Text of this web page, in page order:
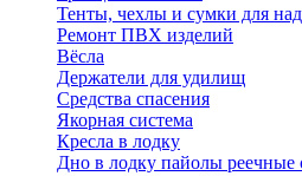
Тенты, чехлы и сумки для
Ремонт ПВХ изделий
Вёсла
Держатели для удилищ
Средства спасения
Якорная система
Кресла в лодку
Дно в лодку пайолы реечные